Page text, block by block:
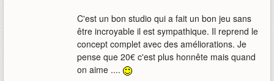
C'est un bon studio qui a fait un bon jeu sans
être incroyable il est sympathique. Il reprend le
concept complet avec des améliorations. Je
pense que 20€ c'est plus honnête mais quand
on aime ....